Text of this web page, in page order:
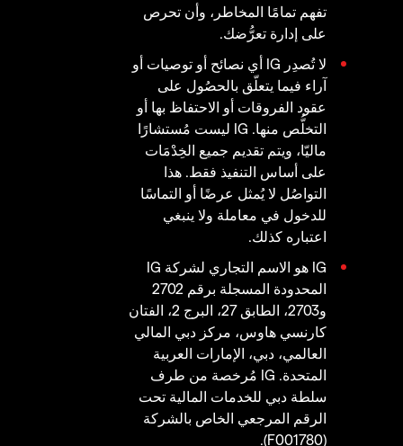
تفهم تمامًا المخاطر، وأن تحرص
على إدارة تعرُّضك.
لا تُصدِر IG أي نصائح أو توصيات أو
آراء فيما يتعلّق بالحصُول على
عقود الفروقات أو الاحتفاظ بها أو
التخلُّص منها. IG ليست مُستشارًا
ماليّا، ويتم تقديم جميع الخِدْمَات
على أساس التنفيذ فقط. هذا
التواصُل لا يُمثل عرضًا أو التماسًا
للدخول في معاملة ولا ينبغي
اعتباره كذلك.
IG هو الاسم التجاري لشركة IG
المحدودة المسجلة برقم 2702
و2703، الطابق 27، البرج 2، الفتان
كارنسي هاوس، مركز دبي المالي
العالمي، دبي، الإمارات العربية
المتحدة. IG مُرخصة من طرف
سلطة دبي للخدمات المالية تحت
الرقم المرجعي الخاص بالشركة
(F001780).